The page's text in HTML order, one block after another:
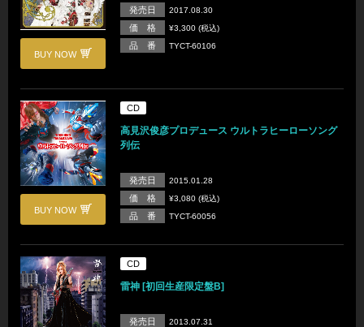
BUY NOW
発売日 2017.08.30
価 格 ¥3,300 (税込)
品 番 TYCT-60106
BUY NOW
CD
高見沢俊彦プロデュース ウルトラヒーローソング
列伝
発売日 2015.01.28
価 格 ¥3,080 (税込)
品 番 TYCT-60056
CD
雷神 [初回生産限定盤B]
発売日 2013.07.31